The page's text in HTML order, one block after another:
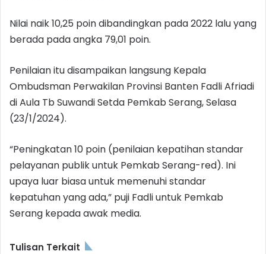
Nilai naik 10,25 poin dibandingkan pada 2022 lalu yang
berada pada angka 79,01 poin.
Penilaian itu disampaikan langsung Kepala
Ombudsman Perwakilan Provinsi Banten Fadli Afriadi
di Aula Tb Suwandi Setda Pemkab Serang, Selasa
(23/1/2024).
“Peningkatan 10 poin (penilaian kepatihan standar
pelayanan publik untuk Pemkab Serang-red). Ini
upaya luar biasa untuk memenuhi standar
kepatuhan yang ada,” puji Fadli untuk Pemkab
Serang kepada awak media.
Tulisan Terkait